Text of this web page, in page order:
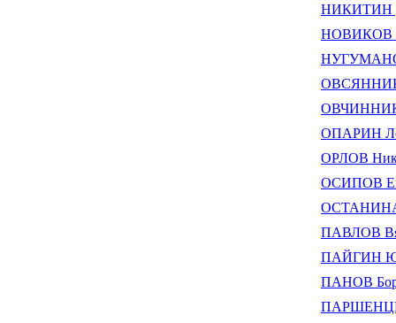
НИКИТИН
НОВИКОВ
ОПАРИН
ОРЛОВ
ОСИПОВ
ОСТАНИНА
ПАВЛОВ
ПАЙГИН
ПАНОВ